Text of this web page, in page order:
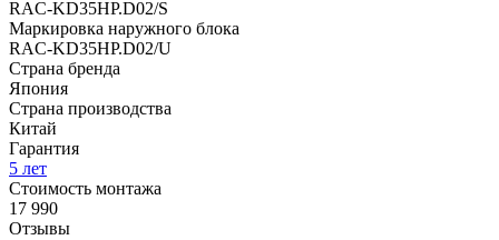
RAC-KD35HP.D02/S
Маркировка наружного блока
RAC-KD35HP.D02/U
Страна бренда
Япония
Страна производства
Китай
Гарантия
5 лет
Стоимость монтажа
17 990
Отзывы